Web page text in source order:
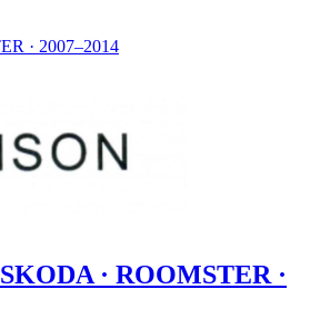
SKODA · ROOMSTER ·